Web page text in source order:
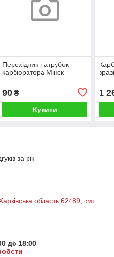
Перехідник патрубок
карбюратора Мінск
90₴
Купити
1
за рік
область 62489, смт.
до 18:00